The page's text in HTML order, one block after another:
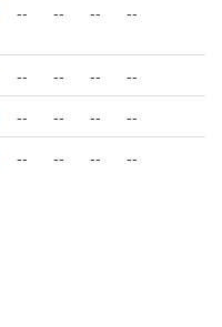
-- -- -- --
-- -- --
--
-- -- --
--
-- -- -- --